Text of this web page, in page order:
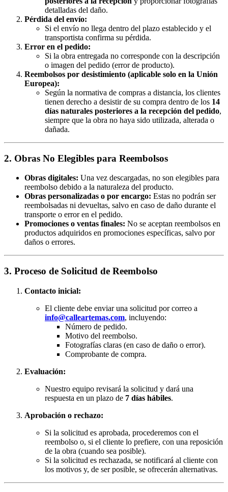
detalladas del daño.
Pérdida del envío:
Si el envío no llega dentro del plazo establecido y el
transportista confirma su pérdida.
Error en el pedido:
Si la obra entregada no corresponde con la descripción
o imagen del pedido (error de producto).
Reembolsos por desistimiento (aplicable solo en la Unión
Europea):
Según la normativa de compras a distancia, los clientes
tienen derecho a desistir de su compra dentro de los 14
días naturales posteriores a la recepción del pedido,
siempre que la obra no haya sido utilizada, alterada o
dañada.
2. Obras No Elegibles para Reembolsos
Obras digitales: Una vez descargadas, no son elegibles para
reembolso debido a la naturaleza del producto.
Obras personalizadas o por encargo: Estas no podrán ser
reembolsadas ni devueltas, salvo en caso de daño durante el
transporte o error en el pedido.
Promociones o ventas finales: No se aceptan reembolsos en
productos adquiridos en promociones específicas, salvo por
daños o errores.
3. Proceso de Solicitud de Reembolso
Contacto inicial:
El cliente debe enviar una solicitud por correo a
info@calleartemas.com, incluyendo:
Número de pedido.
Motivo del reembolso.
Fotografías claras (en caso de daño o error).
Comprobante de compra.
Evaluación:
Nuestro equipo revisará la solicitud y dará una
respuesta en un plazo de 7 días hábiles.
Aprobación o rechazo:
Si la solicitud es aprobada, procederemos con el
reembolso o, si el cliente lo prefiere, con una reposición
de la obra (cuando sea posible).
Si la solicitud es rechazada, se notificará al cliente con
los motivos y, de ser posible, se ofrecerán alternativas.